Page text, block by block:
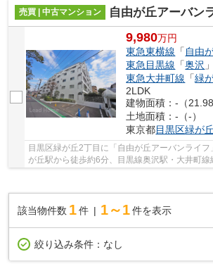
売買 | 中古マンション 自由が丘アーバン
9,980万円
東急東横線 「 自由
東急目黒線 「奥沢
東急大井町線 「緑
2LDK
建物面積：-（21.98
土地面積：-（-）
東京都目黒区緑が丘
目黒区緑が丘2丁目に「自由が丘アーバンライ
が丘駅から徒歩約6分、目黒線奥沢駅・大井町
該当物件数 1件 1～1 件を表示
絞り込み条件： なし